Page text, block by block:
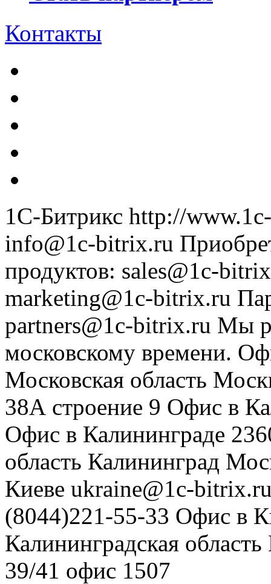
Контакты
1С-Битрикс http://
info@1c-bitrix.ru
продуктов: sales@1c-
marketing@1c-bitrix.ru
partners@1c-bitrix.ru Мы
московскому времени.
Московская область
38А строение 9 Офис в
Офис в Калининграде
область Калининград
Киеве ukraine@1c-
(8044)221-55-33 Офис в
Калининградская область
39/41 офис 1507